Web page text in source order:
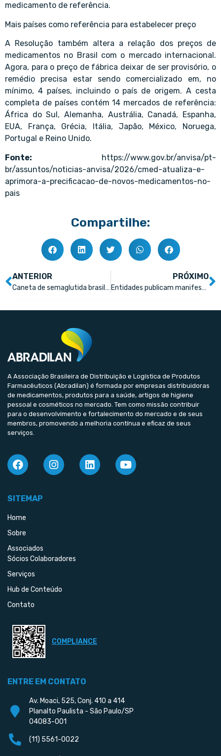
medicamento de referência.
Mais países como referência para estabelecer preço
A Resolução também altera a relação dos preços de
medicamentos no Brasil com o mercado internacional.
Agora, para o preço de fábrica deixar de ser provisório, o
remédio precisa estar sendo comercializado em, no
mínimo, 4 países, incluindo o país de origem. A cesta
completa de países contém 14 mercados de referência:
África do Sul, Alemanha, Austrália, Canadá, Espanha,
EUA, França, Grécia, Itália, Japão, México, Noruega,
Portugal e Reino Unido.
Fonte:
https://www.gov.br/anvisa/pt-
br/assuntos/noticias-anvisa/2026/cmed-atualiza-e-
aprimora-a-precificacao-de-novos-medicamentos-no-
pais
Compartilhe:
ANTERIOR
Caneta de semaglutida brasileira terá teto de preço igual ao do Ozempic e do Wegovy; EMS quer preço 30% menor
PRÓXIMO
Entidades publicam manifesto contra extensão do prazo de patentes
A Associação Brasileira de Distribuição e Logística de Produtos
Farmacêuticos (Abradilan) é formada por empresas distribuidoras
de medicamentos, produtos para a saúde, artigos de higiene
pessoal e cosméticos no mercado. Tem como missão contribuir
para o desenvolvimento e fortalecimento do mercado e de seus
membros, promovendo a melhoria contínua e eficaz de seus
serviços.
SITEMAP
Home
Sobre
Associados
Sócios Colaboradores
Serviços
Hub de Conteúdo
Contato
COMPLIANCE
ENTRE EM CONTATO
Av. Moaci, 525, Conj. 410 a 414
Planalto Paulista - São Paulo/SP
04083-001
(11) 5561-0022